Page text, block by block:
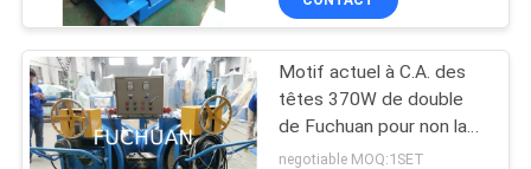
SPECTACLE
VR
Machine de torsion
de fil
47
Motif actuel à C.A. des
têtes 370W de double
de Fuchuan pour non la
ligne d'extrusion
negotiable MOQ:1SET